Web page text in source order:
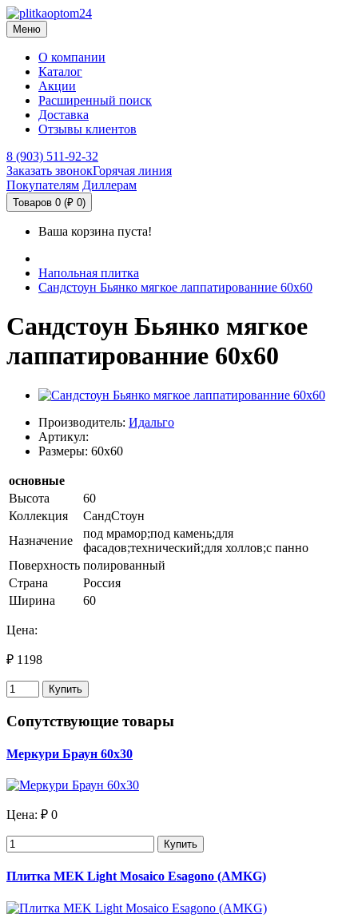
Меню
О компании
Каталог
Акции
Расширенный поиск
Доставка
Отзывы клиентов
8 (903) 511-92-32
Заказать звонокГорячая линия
Покупателям Диллерам
Товаров 0 (₽ 0)
Ваша корзина пуста!
Напольная плитка
Сандстоун Бьянко мягкое лаппатированние 60х60
Сандстоун Бьянко мягкое
лаппатированние 60х60
Производитель: Идальго
Артикул:
Размеры: 60x60
основные
Высота
60
Коллекция
СандСтоун
Назначение
под мрамор;под камень;для
фасадов;технический;для холлов;с панно
Поверхность полированный
Страна
Россия
Ширина
60
Цена:
₽ 1198
Купить
Сопутствующие товары
Меркури Браун 60х30
Цена: ₽ 0
Купить
Плитка MEK Light Mosaico Esagono (AMKG)